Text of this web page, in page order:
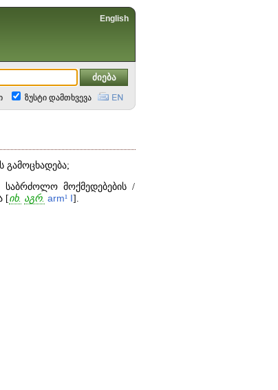
English
ზუსტი დამთხვევა
გამოცხადება;
საბრძოლო მოქმედებების /
[იხ. აგრ. arm¹ I].